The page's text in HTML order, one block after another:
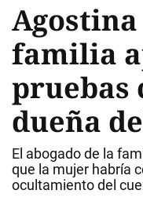
Agostina
familia
pruebas
dueña
El abogado de la
que la mujer habría
ocultamiento del